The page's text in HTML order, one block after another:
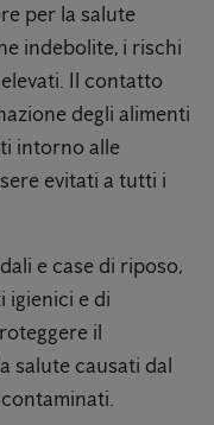
per la salute
indebolite, i rischi
Il contatto
degli alimenti
intorno alle
evitati a tutti i
e case di riposo,
igienici e di
il
salute causati dal